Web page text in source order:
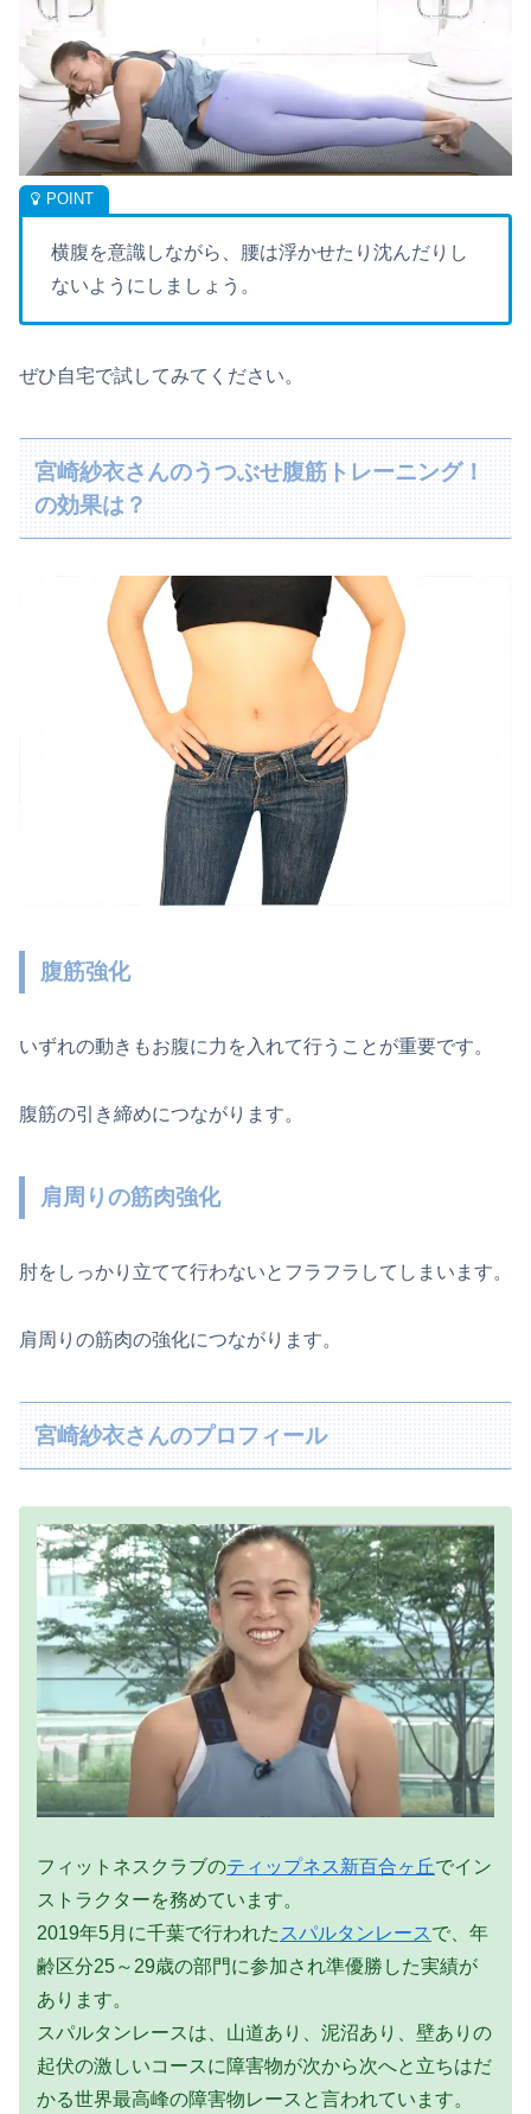
横腹を意識しながら、腰は浮かせたり沈んだりし
ないようにしましょう。
ぜひ自宅で試してみてください。
宮崎紗衣さんのうつぶせ腹筋トレーニング！
の効果は？
腹筋強化
いずれの動きもお腹に力を入れて行うことが重要です。
腹筋の引き締めにつながります。
肩周りの筋肉強化
肘をしっかり立てて行わないとフラフラしてしまいます。
肩周りの筋肉の強化につながります。
宮崎紗衣さんのプロフィール
フィットネスクラブのティップネス新百合ヶ丘でイン
ストラクターを務めています。
2019年5月に千葉で行われた スパルタンレース で、年
齢区分25～29歳の部門に参加され準優勝した実績が
あります。
スパルタンレースは、山道あり、泥沼あり、壁ありの
起伏の激しいコースに障害物が次から次へと立ちはだ
かる世界最高峰の障害物レースと言われています。